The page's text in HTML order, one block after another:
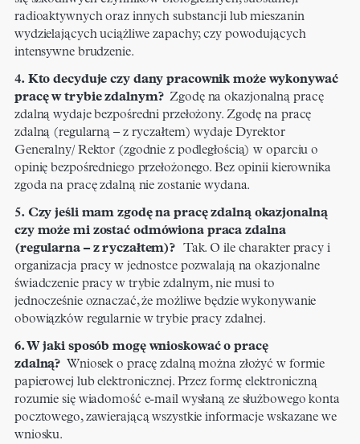
radioaktywnych oraz innych substancji lub mieszanin
wydzielających uciążliwe zapachy; czy powodujących
intensywne brudzenie.
4. Kto decyduje czy dany pracownik może wykonywać
pracę w trybie zdalnym? Zgodę na okazjonalną pracę
zdalną wydaje bezpośredni przełożony. Zgodę na pracę
zdalną (regularną – z ryczałtem) wydaje Dyrektor
Generalny/ Rektor (zgodnie z podległością) w oparciu o
opinię bezpośredniego przełożonego. Bez opinii kierownika
zgoda na pracę zdalną nie zostanie wydana.
5. Czy jeśli mam zgodę na pracę zdalną okazjonalną
czy może mi zostać odmówiona praca zdalna
(regularna – z ryczałtem)?
Tak. O ile charakter pracy i
organizacja pracy w jednostce pozwalają na okazjonalne
świadczenie pracy w trybie zdalnym, nie musi to
jednocześnie oznaczać, że możliwe będzie wykonywanie
obowiązków regularnie w trybie pracy zdalnej.
6. W jaki sposób mogę wnioskować o pracę
zdalną? Wniosek o pracę zdalną można złożyć w formie
papierowej lub elektronicznej. Przez formę elektroniczną
rozumie się wiadomość e-mail wysłaną ze służbowego konta
pocztowego, zawierającą wszystkie informacje wskazane we
wniosku.